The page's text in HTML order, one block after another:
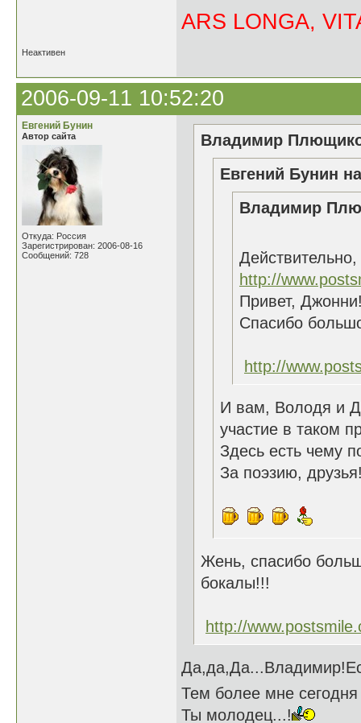
ARS LONGA,
Неактивен
2006-09-11 10:52:20
Евгений Бунин
Автор сайта
Откуда: Россия
Зарегистрирован: 2006-08-16
Сообщений: 728
Владимир
Евгений Бунин
Владимир
http://
Привет,
Спасибо
http://
И вам, Володя и
участие в таком
Здесь есть чему
За поэзию,
Жень, спасибо
бокалы!!!
http://
Тем более мне
Ты молодец...!